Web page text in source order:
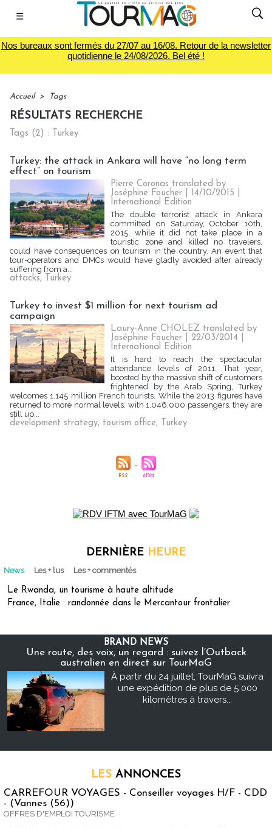
☰
Nos bureaux sont fermés du 27/07 au 16/08. Retour de la newsletter
quotidienne le 24/08/2026. Bel été !
Accueil > Tags
RÉSULTATS RECHERCHE
Tags (2) : Turkey
Turkey: the attack in Ankara will have “no long term
effect” on tourism
Pierre Coronas translated by
Joséphine Foucher | 14/10/2015
International Edition
The double terrorist attack in Ankara
committed on Saturday, October 10th,
2015, while it did not take place in a
touristic zone and killed no travelers,
could have consequences on tourism in the country. An event that
tour-operators and DMCs would have gladly avoided after already
suffering from a...
attacks, Turkey
Turkey to invest $1 million for next tourism ad
campaign
Laury-Anne CHOLEZ translated by
Joséphine Foucher | 22/03/2014
International Edition
It is hard to reach the spectacular
attendance levels of 2011. That year,
boosted by the massive shift of customers
frightened by the Arab Spring, Turkey
welcomes 1.145 million French tourists. While the 2013 figures have
returned to more normal levels, with 1,046,000 passengers, they are
still up...
development strategy, tourism office, Turkey
DERNIÈRE HEURE
News Les + lus Les + commentés
Le Rwanda, un tourisme à haute altitude
France, Italie : randonnée dans le Mercantour frontalier
BRAND NEWS
Une route, des voix, un regard : suivez l’Outback
australien en direct sur TourMaG
À partir du 24 juillet, TourMaG suivra
une expédition de plus de 5 000
kilomètres à travers...
LES ANNONCES
CARREFOUR VOYAGES - Conseiller voyages H/F - CDD
- (Vannes (56))
OFFRES D'EMPLOI TOURISME